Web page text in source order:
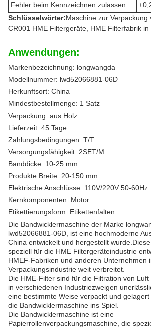
Fehler beim Kennzeichnen zulassen
Schlüsselwörter:Maschine zur Verpackung
CR001 HME Filtergeräte, HME Filterfabrik in
Anwendungen:
Markenbezeichnung: longwangda
Modellnummer: lwd52066881-06D
Herkunftsort: China
Mindestbestellmenge: 1 Satz
Verpackung: aus Holz
Lieferzeit: 45 Tage
Zahlungsbedingungen: T/T
Versorgungsfähigkeit: 2SET/M
Banddicke: 10-25 mm
Produkte Breite: 20-150 mm
Elektrische Anschlüsse: 110V/220V 50-60Hz
Kernkomponenten: Motor
Etikettierungsform: Etikettenfalten
Die Bandwicklermaschine der Marke
lwd52066881-06D, ist eine hochmoderne
China entwickelt und hergestellt
speziell für die HME Filtergeräteindustrie
HMEF-Fabriken und anderen Unternehmen
Verpackungsindustrie weit verbreitet.
Die HME-Filter sind für die Filtration von
in verschiedenen Industriezweigen
eine bestimmte Weise verpackt und
die Bandwicklermaschine ins Spiel.
Die Bandwicklermaschine ist eine
Papierrollenverpackungsmaschine, die